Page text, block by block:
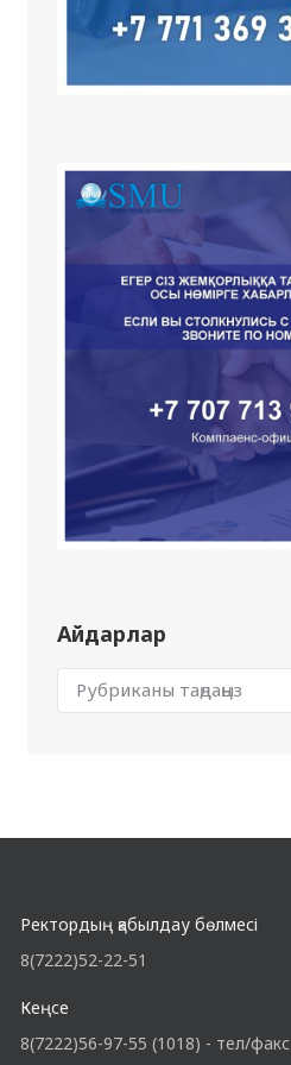
Айдарлар
Ректордың қабылдау бөлмесі
8(7222)52-22-51
Кеңсе
8(7222)56-97-55 (1018) - тел/факс